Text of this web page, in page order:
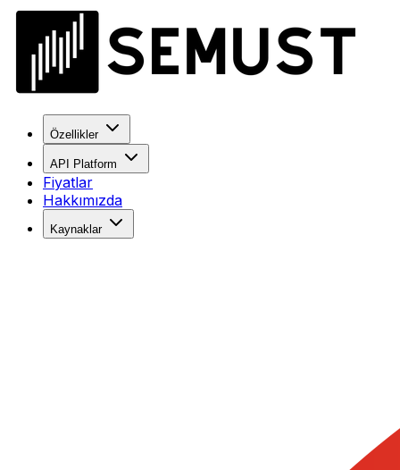
Özellikler
API Platform
Fiyatlar
Hakkımızda
Kaynaklar